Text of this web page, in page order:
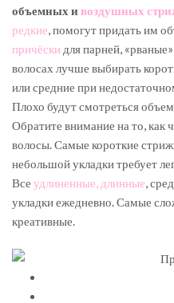
объемных и воздушных
редкие, помогут придать им
причёски для парней,
волосах лучше выбирать
или средние при
Плохо будут смотреться
Обратите внимание на то, как
волосы. Самые короткие
небольшой укладки требует
Все удлиненные, длинные,
укладки ежедневно. Самые
креативные.